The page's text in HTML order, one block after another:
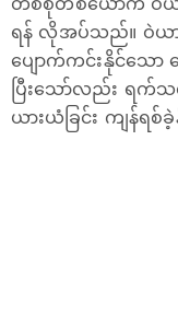
ရန် လိုအပ်သည်။ ဝဲ
ပျောက်ကင်းနိုင်သော
ပြီးသော်လည်း ရက်
ယားယံခြင်း ကျန်ရစ်